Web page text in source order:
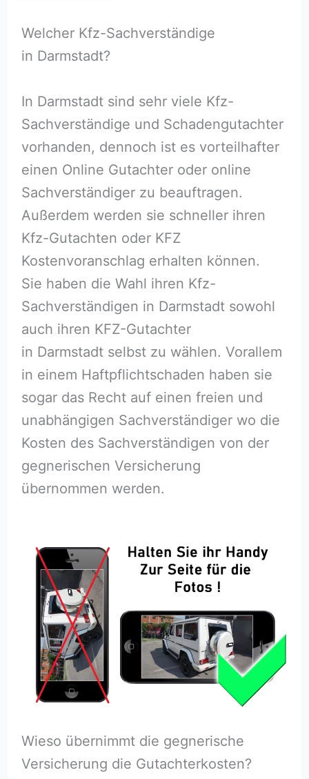
Welcher Kfz-Sachverständige
in Darmstadt?
In Darmstadt sind sehr viele Kfz-
Sachverständige und Schadengutachter
vorhanden, dennoch ist es vorteilhafter
einen Online Gutachter oder online
Sachverständiger zu beauftragen.
Außerdem werden sie schneller ihren
Kfz-Gutachten oder KFZ
Kostenvoranschlag erhalten können.
Sie haben die Wahl ihren Kfz-
Sachverständigen in Darmstadt sowohl
auch ihren KFZ-Gutachter
in Darmstadt selbst zu wählen. Vorallem
in einem Haftpflichtschaden haben sie
sogar das Recht auf einen freien und
unabhängigen Sachverständiger wo die
Kosten des Sachverständigen von der
gegnerischen Versicherung
übernommen werden.
Wieso übernimmt die gegnerische
Versicherung die Gutachterkosten?